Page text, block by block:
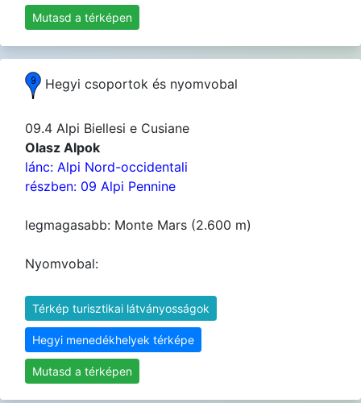
Mutasd a térképen
Hegyi csoportok és nyomvobal
09.4 Alpi Biellesi e Cusiane
Olasz Alpok
lánc: Alpi Nord-occidentali
részben: 09 Alpi Pennine
legmagasabb: Monte Mars (2.600 m)
Nyomvobal:
Térkép turisztikai látványosságok
Hegyi menedékhelyek térképe
Mutasd a térképen